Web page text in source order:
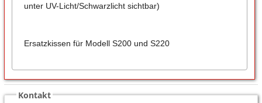
unter UV-Licht/Schwarzlicht sichtbar)
Ersatzkissen für Modell S200 und S220
Kontakt